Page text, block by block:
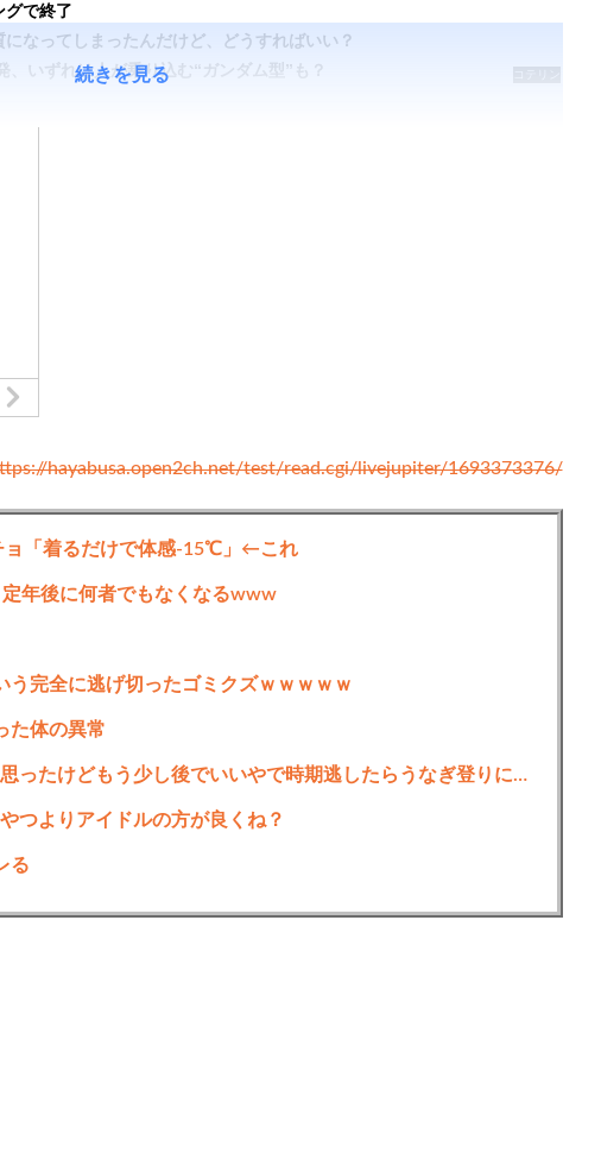
グで終了
なってしまったんだけど、どうすればいい？
、いずれは人が乗り込む“ガンダム型”も？
hayabusa.open2ch.net/test/read.cgi/livejupiter/1693373376/
続きを見る
ョ「着るだけで体感-15℃」←これ
定年後に何者でもなくなるwww
う完全に逃げ切ったゴミクズｗｗｗｗｗ
た体の異常
去年10月にゲーミングPC買おうと思ったけどもう少し後でいいやで時期逃したらうなぎ登りに値上がりしていった
つよりアイドルの方が良くね？
る